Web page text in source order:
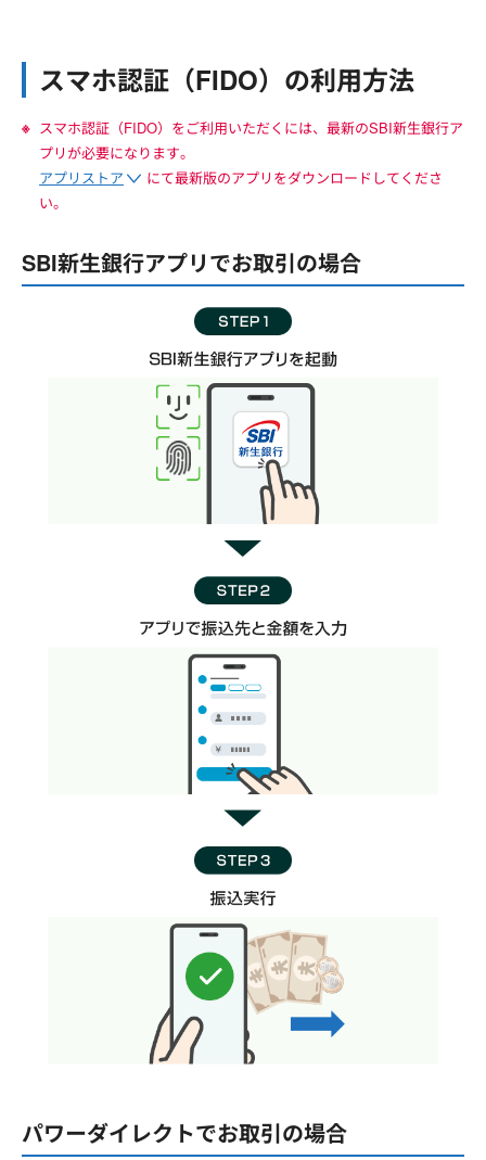
スマホ認証（FIDO）の利用方法
スマホ認証（FIDO）をご利用いただくには、最新のSBI新生銀行ア
プリが必要になります。
アプリストア
にて最新版のアプリをダウンロードしてくださ
い。
SBI新生銀行アプリでお取引の場合
パワーダイレクトでお取引の場合